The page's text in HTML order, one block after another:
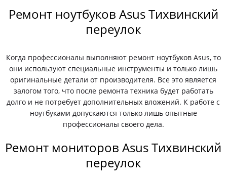
Ремонт ноутбуков Asus Тихвинский
переулок
Когда профессионалы выполняют ремонт ноутбуков Asus, то
они используют специальные инструменты и только лишь
оригинальные детали от производителя. Все это является
залогом того, что после ремонта техника будет работать
долго и не потребует дополнительных вложений. К работе с
ноутбуками допускаются только лишь опытные
профессионалы своего дела.
Ремонт мониторов Asus Тихвинский
переулок